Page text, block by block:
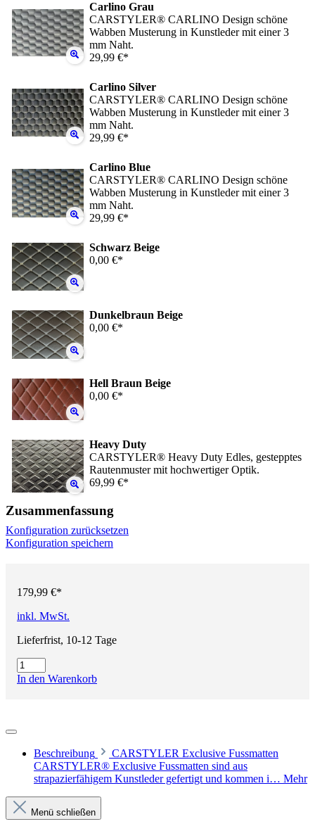
Carlino Grau
CARSTYLER® CARLINO Design schöne
Wabben Musterung in Kunstleder mit einer 3
mm Naht.
29,99 €*
Carlino Silver
CARSTYLER® CARLINO Design schöne
Wabben Musterung in Kunstleder mit einer 3
mm Naht.
29,99 €*
Carlino Blue
CARSTYLER® CARLINO Design schöne
Wabben Musterung in Kunstleder mit einer 3
mm Naht.
29,99 €*
Schwarz Beige
0,00 €*
Dunkelbraun Beige
0,00 €*
Hell Braun Beige
0,00 €*
Heavy Duty
CARSTYLER® Heavy Duty Edles, gestepptes
Rautenmuster mit hochwertiger Optik.
69,99 €*
Zusammenfassung
Konfiguration zurücksetzen
Konfiguration speichern
179,99 €*
inkl. MwSt.
Lieferfrist, 10-12 Tage
In den Warenkorb
Beschreibung
CARSTYLER Exclusive Fussmatten
CARSTYLER® Exclusive Fussmatten sind aus
strapazierfähigem Kunstleder gefertigt und kommen i… Mehr
Menü schließen